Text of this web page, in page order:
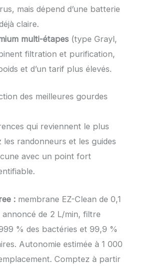
mais dépend d’une batterie
claire.
multi-étapes (type Grayl,
filtration et purification,
et d’un tarif plus élevés.
des meilleures gourdes
qui reviennent le plus
les randonneurs et les guides
avec un point fort
: membrane EZ-Clean de 0,1
de 2 L/min, filtre
% des bactéries et 99,9 %
Autonomie estimée à 1 000
Comptez à partir